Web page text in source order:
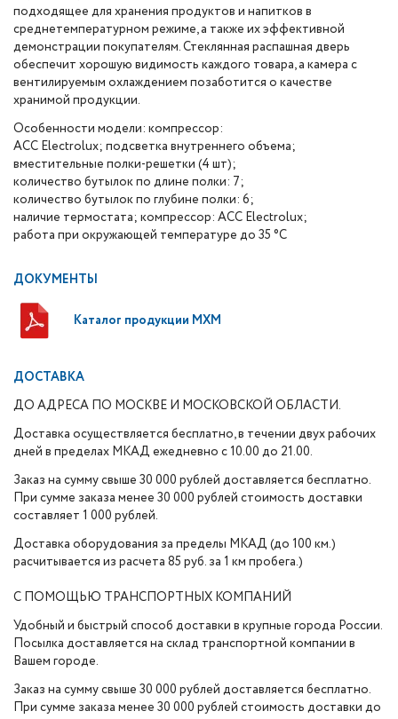
подходящее для хранения продуктов и напитков в
среднетемпературном режиме, а также их эффективной
демонстрации покупателям.Стеклянная распашная дверь
обеспечит хорошую видимость каждого товара, а камера с
вентилируемым охлаждением позаботится о качестве
хранимой продукции.
Особенности модели: компрессор:
ACC Electrolux; подсветка внутреннего объема;
вместительные полки-решетки (4 шт);
количество бутылок по длине полки: 7;
количество бутылок по глубине полки: 6;
наличие термостата; компрессор: ACC Electrolux;
работа при окружающей температуре до 35 °С
ДОКУМЕНТЫ
Каталог продукции МХМ
ДОСТАВКА
ДО АДРЕСА ПО МОСКВЕ И МОСКОВСКОЙ ОБЛАСТИ.
Доставка осуществляется бесплатно, в течении двух рабочих
дней в пределах МКАД ежедневно с 10.00 до 21.00.
Заказ на сумму свыше 30 000 рублей доставляется бесплатно.
При сумме заказа менее 30 000 рублей стоимость доставки
составляет 1 000 рублей.
Доставка оборудования за пределы МКАД (до 100 км.)
расчитывается из расчета 85 руб. за 1 км пробега.)
С ПОМОЩЬЮ ТРАНСПОРТНЫХ КОМПАНИЙ
Удобный и быстрый способ доставки в крупные города России.
Посылка доставляется на склад транспортной компании в
Вашем городе.
Заказ на сумму свыше 30 000 рублей доставляется бесплатно.
При сумме заказа менее 30 000 рублей стоимость доставки до